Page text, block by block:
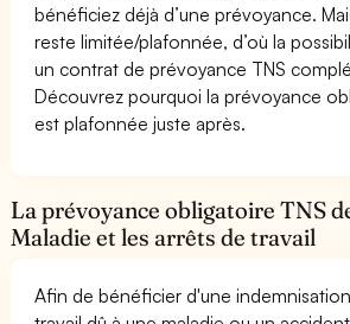
bénéficiez déjà d’une prévoyance.
reste limitée/plafonnée, d’où la
un contrat de prévoyance TNS
Découvrez pourquoi la prévoyance
est plafonnée juste après.
La prévoyance obligatoire TNS
Maladie et les arrêts de travail
Afin de bénéficier d'une